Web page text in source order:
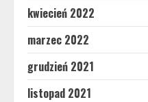
kwiecień 2022
marzec 2022
grudzień 2021
listopad 2021